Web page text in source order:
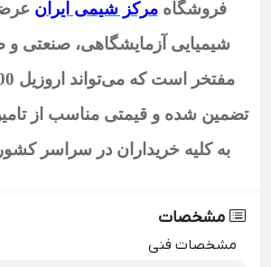
فروشگاه مرکز شیمی ایران
شیمیایی آزمایشگاهی، صنعتی و
مفتخر است که می‌تواند اروزیل 200
تضمین شده و قیمتی مناسب از
به کلیه خریداران در سراسر
مشخصات
مشخصات فنی